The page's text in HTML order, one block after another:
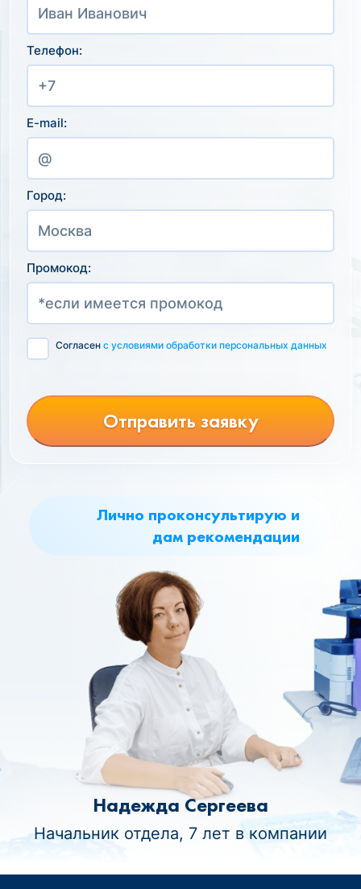
Лично проконсультирую и
дам рекомендации
Надежда Сергеева
Начальник отдела, 7 лет в компании
Телефон:
E-mail:
Город:
Промокод:
Согласен с условиями обработки персональных данных
Отправить заявку